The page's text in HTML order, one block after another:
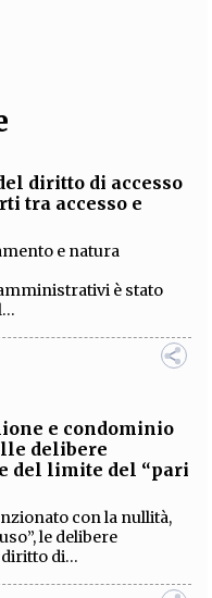
diritto di accesso
tra accesso e
e natura
è stato
e condominio
delibere
del limite del “pari
con la nullità,
le delibere
di...